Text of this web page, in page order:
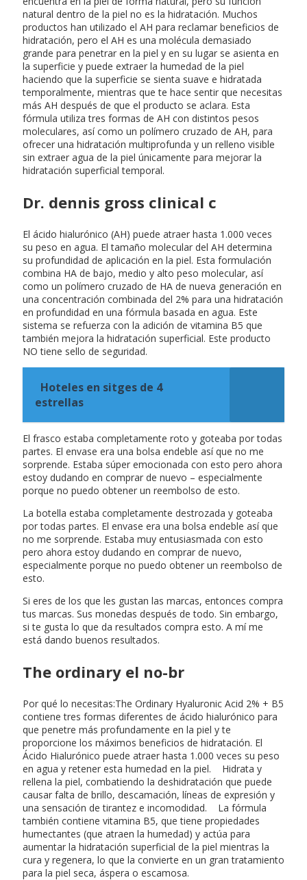
natural dentro de la piel no es la hidratación. Muchos
productos han utilizado el AH para reclamar beneficios de
hidratación, pero el AH es una molécula demasiado
grande para penetrar en la piel y en su lugar se asienta en
la superficie y puede extraer la humedad de la piel
haciendo que la superficie se sienta suave e hidratada
temporalmente, mientras que te hace sentir que necesitas
más AH después de que el producto se aclara. Esta
fórmula utiliza tres formas de AH con distintos pesos
moleculares, así como un polímero cruzado de AH, para
ofrecer una hidratación multiprofunda y un relleno visible
sin extraer agua de la piel únicamente para mejorar la
hidratación superficial temporal.
Dr. dennis gross clinical c
El ácido hialurónico (AH) puede atraer hasta 1.000 veces
su peso en agua. El tamaño molecular del AH determina
su profundidad de aplicación en la piel. Esta formulación
combina HA de bajo, medio y alto peso molecular, así
como un polímero cruzado de HA de nueva generación en
una concentración combinada del 2% para una hidratación
en profundidad en una fórmula basada en agua. Este
sistema se refuerza con la adición de vitamina B5 que
también mejora la hidratación superficial. Este producto
NO tiene sello de seguridad.
Hoteles en sitges de 4
estrellas
El frasco estaba completamente roto y goteaba por todas
partes. El envase era una bolsa endeble así que no me
sorprende. Estaba súper emocionada con esto pero ahora
estoy dudando en comprar de nuevo – especialmente
porque no puedo obtener un reembolso de esto.
La botella estaba completamente destrozada y goteaba
por todas partes. El envase era una bolsa endeble así que
no me sorprende. Estaba muy entusiasmada con esto
pero ahora estoy dudando en comprar de nuevo,
especialmente porque no puedo obtener un reembolso de
esto.
Si eres de los que les gustan las marcas, entonces compra
tus marcas. Sus monedas después de todo. Sin embargo,
si te gusta lo que da resultados compra esto. A mí me
está dando buenos resultados.
The ordinary el no-br
Por qué lo necesitas:The Ordinary Hyaluronic Acid 2% + B5
contiene tres formas diferentes de ácido hialurónico para
que penetre más profundamente en la piel y te
proporcione los máximos beneficios de hidratación. El
Ácido Hialurónico puede atraer hasta 1.000 veces su peso
en agua y retener esta humedad en la piel. Hidrata y
rellena la piel, combatiendo la deshidratación que puede
causar falta de brillo, descamación, líneas de expresión y
una sensación de tirantez e incomodidad. La fórmula
también contiene vitamina B5, que tiene propiedades
humectantes (que atraen la humedad) y actúa para
aumentar la hidratación superficial de la piel mientras la
cura y regenera, lo que la convierte en un gran tratamiento
para la piel seca, áspera o escamosa.